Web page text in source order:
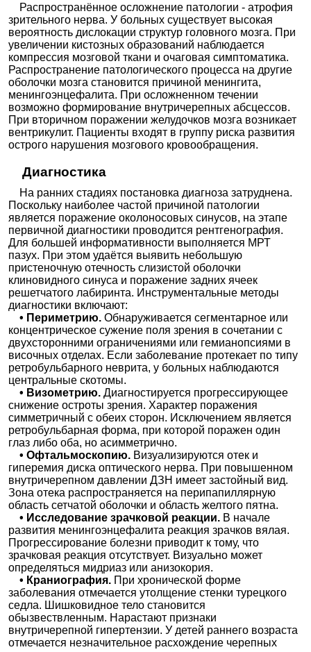
Распространённое осложнение патологии - атрофия
зрительного нерва. У больных существует высокая
вероятность дислокации структур головного мозга. При
увеличении кистозных образований наблюдается
компрессия мозговой ткани и очаговая симптоматика.
Распространение патологического процесса на другие
оболочки мозга становится причиной менингита,
менингоэнцефалита. При осложненном течении
возможно формирование внутричерепных абсцессов.
При вторичном поражении желудочков мозга возникает
вентрикулит. Пациенты входят в группу риска развития
острого нарушения мозгового кровообращения.
Диагностика
На ранних стадиях постановка диагноза затруднена.
Поскольку наиболее частой причиной патологии
является поражение околоносовых синусов, на этапе
первичной диагностики проводится рентгенография.
Для большей информативности выполняется МРТ
пазух. При этом удаётся выявить небольшую
пристеночную отечность слизистой оболочки
клиновидного синуса и поражение задних ячеек
решетчатого лабиринта. Инструментальные методы
диагностики включают:
• Периметрию.Обнаруживается сегментарное или
концентрическое сужение поля зрения в сочетании с
двухсторонними ограничениями или гемианопсиями в
височных отделах. Если заболевание протекает по типу
ретробульбарного неврита, у больных наблюдаются
центральные скотомы.
• Визометрию.Диагностируется прогрессирующее
снижение остроты зрения. Характер поражения
симметричный с обеих сторон. Исключением является
ретробульбарная форма, при которой поражен один
глаз либо оба, но асимметрично.
• Офтальмоскопию. Визуализируются отек и
гиперемия диска оптического нерва. При повышенном
внутричерепном давлении ДЗН имеет застойный вид.
Зона отека распространяется на перипапиллярную
область сетчатой оболочки и область желтого пятна.
• Исследование зрачковой реакции. В начале
развития менингоэнцефалита реакция зрачков вялая.
Прогрессирование болезни приводит к тому, что
зрачковая реакция отсутствует. Визуально может
определяться мидриаз или анизокория.
• Краниография. При хронической форме
заболевания отмечается утолщение стенки турецкого
седла. Шишковидное тело становится
обызвествленным. Нарастают признаки
внутричерепной гипертензии. У детей раннего возраста
отмечается незначительное расхождение черепных